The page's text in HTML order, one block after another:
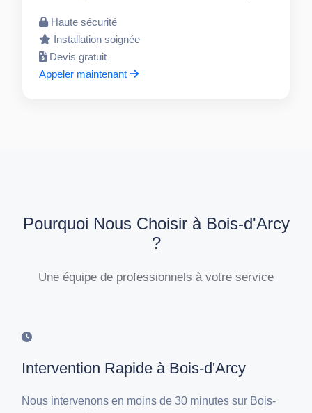
Haute sécurité
Installation soignée
Devis gratuit
Appeler maintenant
Pourquoi Nous Choisir à Bois-d'Arcy
?
Une équipe de professionnels à votre service
Intervention Rapide à Bois-d'Arcy
Nous intervenons en moins de 30 minutes sur Bois-